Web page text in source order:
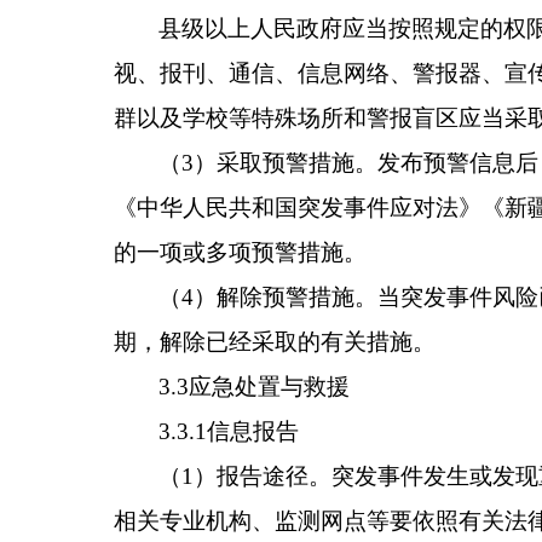
县级以上人民政府应当按照规定的权
视、报刊、通信、信息网络、警报器、宣
群以及学校等特殊场所和警报盲区应当采
（3）采取预警措施。发布预警信息
《中华人民共和国突发事件应对法》《
的一项或多项预警措施。
（4）解除预警措施。当突发事件风
期，解除已经采取的有关措施。
3.3应急处置与救援
3.3.1信息报告
（1）报告途径。突发事件发生或发
相关专业机构、监测网点等要依照有关法